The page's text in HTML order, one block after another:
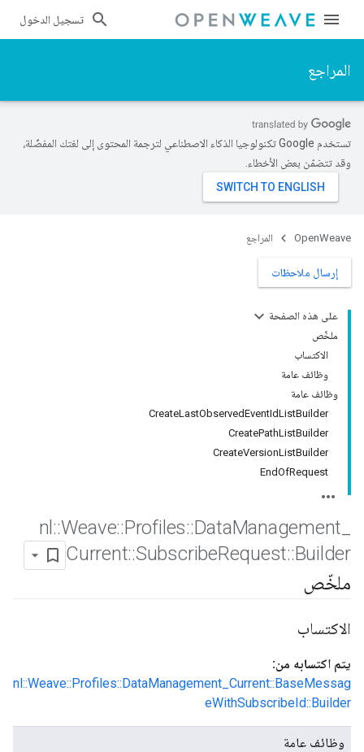
تسجيل الدخول
المراجع
تستخدم Google تكنولوجيا الذكاء الاصطناعي لترجمة المحتوى إلى لغتك المفضّلة،
وقد تتضمّن بعض الأخطاء.
OpenWeave المراجع
إرسال ملاحظات
على هذه الصفحة
ملخّص
الاكتساب
وظائف عامة
وظائف عامة
CreateLastObservedEventIdListBuilder
CreatePathListBuilder
CreateVersionListBuilder
EndOfRequest
nl ::Weave::Profiles::DataManagement
Current::SubscribeRequest::Builder
ملخّص
الاكتساب
يتم اكتسابه من:
nl::Weave::Profiles::DataManagement_Current::BaseMessag
eWithSubscribeId::Builder
وظائف عامة